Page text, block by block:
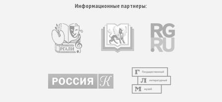
Информационные партнеры: